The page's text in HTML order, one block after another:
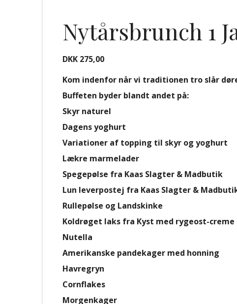
Nytårsbrunch 1
DKK 275,00
Kom indenfor når vi traditionen tro slår
Buffeten byder blandt andet på:
Skyr naturel
Dagens yoghurt
Variationer af topping til skyr og yoghurt
Lækre marmelader
Spegepølse fra Kaas Slagter & Madbutik
Lun leverpostej fra Kaas Slagter &
Rullepølse og Landskinke
Koldrøget laks fra Kyst med rygeost-creme
Nutella
Amerikanske pandekager med honning
Havregryn
Cornflakes
Morgenkager